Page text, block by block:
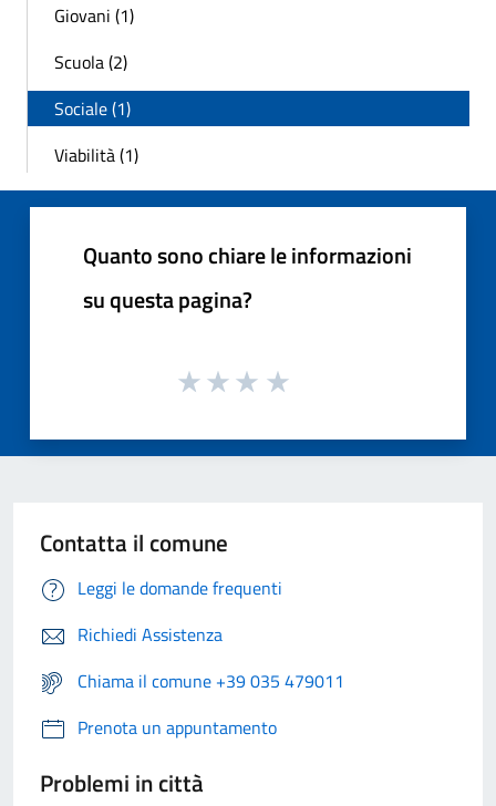
Giovani (1)
Scuola (2)
Sociale (1)
Viabilità (1)
Quanto sono chiare le informazioni
su questa pagina?
Contatta il comune
Leggi le domande frequenti
Richiedi Assistenza
Chiama il comune +39 035 479011
Prenota un appuntamento
Problemi in città